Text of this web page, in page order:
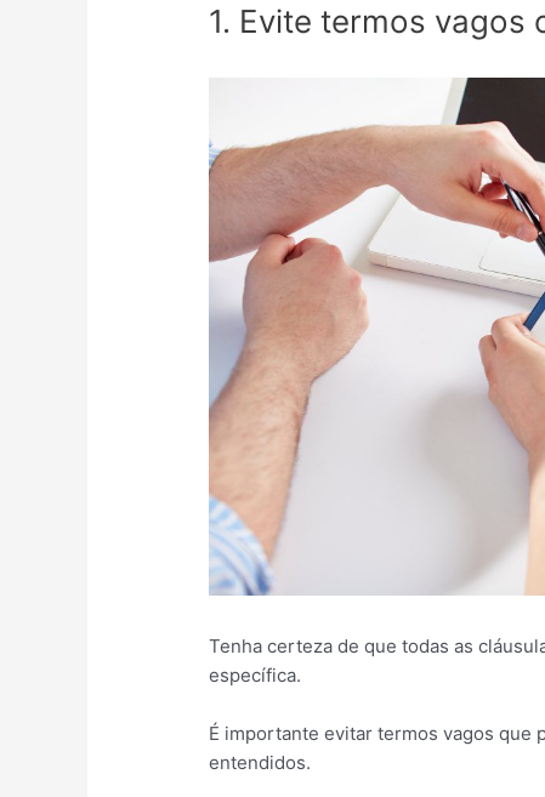
1. Evite termos vagos
Tenha certeza de que todas as
específica.
É importante evitar termos vagos que
entendidos.